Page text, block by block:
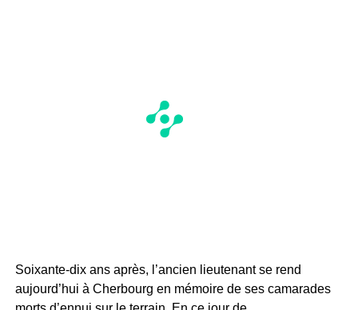
Soixante-dix ans après, l’ancien lieutenant se rend
aujourd’hui à Cherbourg en mémoire de ses camarades